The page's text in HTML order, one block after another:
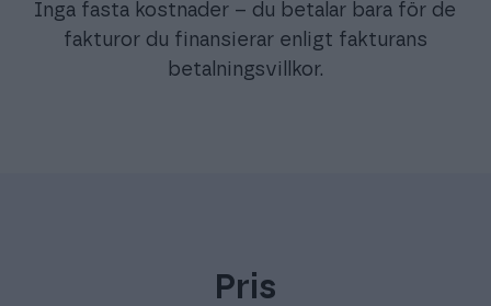
Inga fasta kostnader – du betalar bara för de
fakturor du finansierar enligt fakturans
betalningsvillkor.
Pris